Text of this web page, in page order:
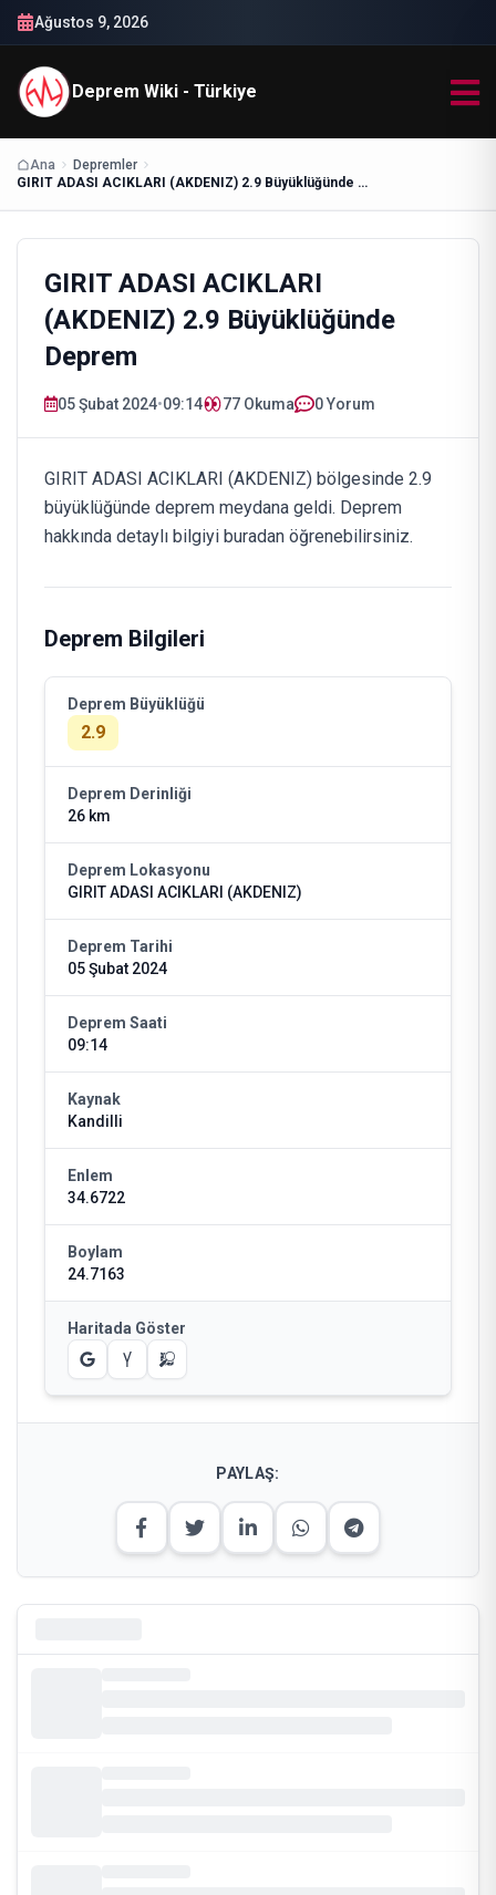
Ağustos 9, 2026
Deprem Wiki - Türkiye
Ana
Depremler
GIRIT ADASI ACIKLARI (AKDENIZ) 2.9 Büyüklüğünde Deprem
GIRIT ADASI ACIKLARI
(AKDENIZ) 2.9 Büyüklüğünde
Deprem
05 Şubat 2024•09:14 77 Okuma 0 Yorum
GIRIT ADASI ACIKLARI (AKDENIZ) bölgesinde 2.9
büyüklüğünde deprem meydana geldi. Deprem
hakkında detaylı bilgiyi buradan öğrenebilirsiniz.
Deprem Bilgileri
Deprem Büyüklüğü
2.9
Deprem Derinliği
26 km
Deprem Lokasyonu
GIRIT ADASI ACIKLARI (AKDENIZ)
Deprem Tarihi
05 Şubat 2024
Deprem Saati
09:14
Kaynak
Kandilli
Enlem
34.6722
Boylam
24.7163
Haritada Göster
PAYLAŞ: